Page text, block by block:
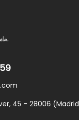
45 – 28006